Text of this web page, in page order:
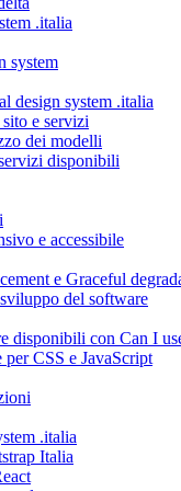
.italia
system
design system .italia
e servizi
dei modelli
disponibili
e accessibile
e Graceful
del software
disponibili con Can I
CSS e JavaScript
.italia
Italia